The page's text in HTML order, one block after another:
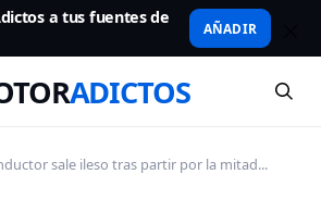
a tus fuentes de
AÑADIR
ADICTOS
sale ileso tras partir por la mitad...